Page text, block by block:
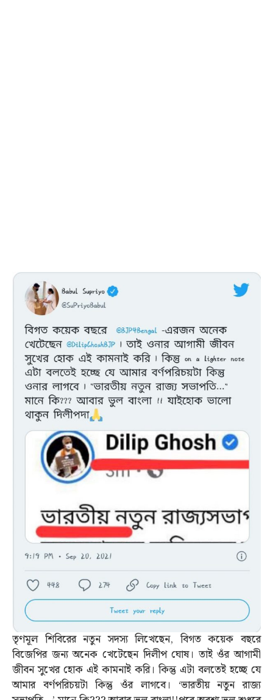
তৃণমূল শিবিরের নতুন সদস্য লিখেছেন, বিগত কয়েক বছরে
বিজেপির জন্য অনেক খেটেছেন দিলীপ ঘোষ। তাই ওঁর আগামী
জীবন সুখের হোক এই কামনাই করি। কিন্তু এটা বলতেই হচ্ছে যে
আমার বর্ণপরিচয়টা কিন্তু ওঁর লাগবে। ‘ভারতীয় নতুন রাজ্য